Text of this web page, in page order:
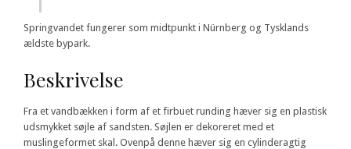
Springvandet fungerer som midtpunkt i Nürnberg og Tysklands
ældste bypark.
Beskrivelse
Fra et vandbækken i form af et firbuet runding hæver sig en plastisk
udsmykket søjle af sandsten. Søjlen er dekoreret med et
muslingeformet skal. Ovenpå denne hæver sig en cylinderagtig